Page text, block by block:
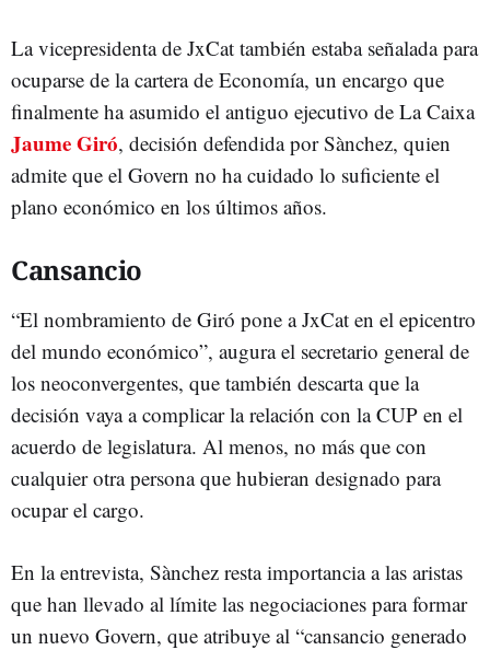
La vicepresidenta de JxCat también estaba señalada para
ocuparse de la cartera de Economía, un encargo que
finalmente ha asumido el antiguo ejecutivo de La Caixa
Jaume Giró, decisión defendida por Sànchez, quien
admite que el Govern no ha cuidado lo suficiente el
plano económico en los últimos años.
Cansancio
“El nombramiento de Giró pone a JxCat en el epicentro
del mundo económico”, augura el secretario general de
los neoconvergentes, que también descarta que la
decisión vaya a complicar la relación con la CUP en el
acuerdo de legislatura. Al menos, no más que con
cualquier otra persona que hubieran designado para
ocupar el cargo.
En la entrevista, Sànchez resta importancia a las aristas
que han llevado al límite las negociaciones para formar
un nuevo Govern, que atribuye al “cansancio generado